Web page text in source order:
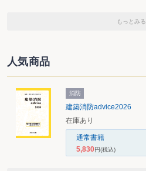
もっとみる
人気商品
消防
建築消防advice2026
在庫あり
通常書籍
5,830円(税込)